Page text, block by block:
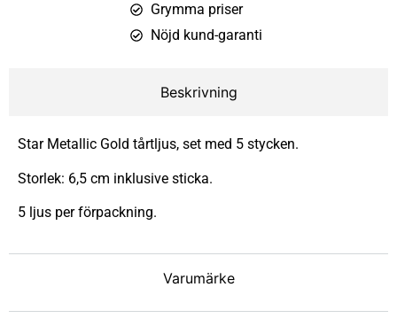
Grymma priser
Nöjd kund-garanti
Beskrivning
Varumärke
Star Metallic Gold tårtljus, set med 5 stycken.
Storlek: 6,5 cm inklusive sticka.
5 ljus per förpackning.